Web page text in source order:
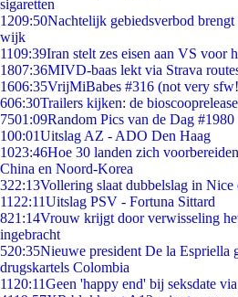
sigaretten
1209:50Nachtelijk gebiedsverbod
wijk
1109:39Iran stelt zes eisen aan VS voor
1807:36MIVD-baas lekt via Strava
1606:35VrijMiBabes #316 (not very
606:30Trailers kijken: de
7501:09Random Pics van de Dag #1980
100:01Uitslag AZ - ADO Den Haag
1023:46Hoe 30 landen zich
China en Noord-Korea
322:13Vollering slaat dubbelslag in Nice
11 22:11Uitslag PSV - Fortuna Sittard
821:14Vrouw krijgt door verwisseling
ingebracht
520:35Nieuwe president De la Espriella
drugskartels Colombia
11 20:11Geen 'happy end' bij seksdate